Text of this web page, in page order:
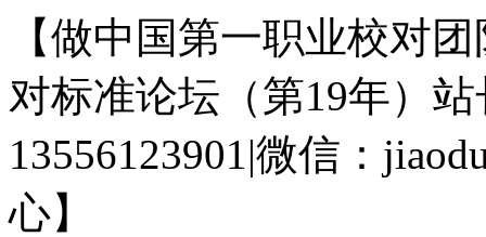
【做中国第一职业校对
对标准论坛（第19年）
13556123901|微信：
心】